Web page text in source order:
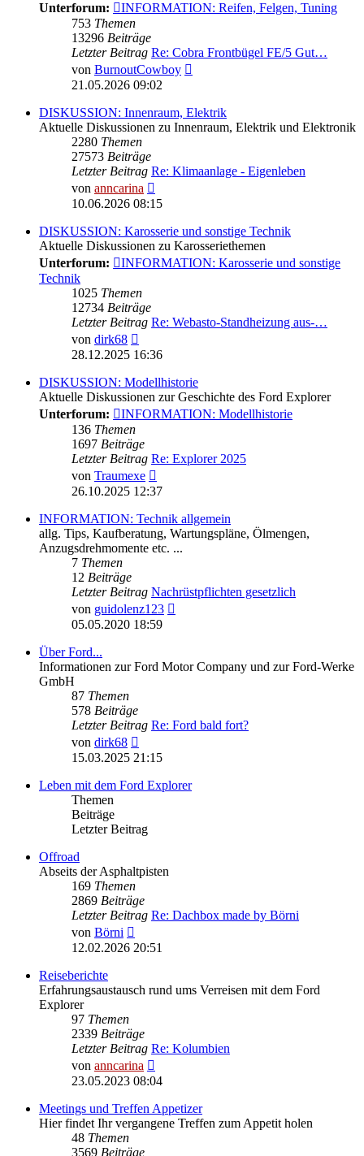
Unterforum:
INFORMATION: Reifen, Felgen, Tuning
753 Themen
13296 Beiträge
Letzter Beitrag Re: Cobra Frontbügel FE/5 Gut…
von BurnoutCowboy
21.05.2026 09:02
DISKUSSION: Innenraum, Elektrik
Aktuelle Diskussionen zu Innenraum, Elektrik und Elektronik
2280 Themen
27573 Beiträge
Letzter Beitrag Re: Klimaanlage - Eigenleben
von anncarina
Beitrag
10.06.2026 08:15
DISKUSSION: Karosserie und sonstige Technik
Aktuelle Diskussionen zu Karosseriethemen
Unterforum:
INFORMATION: Karosserie und sonstige
Technik
1025 Themen
12734 Beiträge
Letzter Beitrag Re: Webasto-Standheizung aus-…
von dirk68
Beitrag
28.12.2025 16:36
DISKUSSION: Modellhistorie
Aktuelle Diskussionen zur Geschichte des Ford Explorer
Unterforum:
INFORMATION: Modellhistorie
136 Themen
1697 Beiträge
Letzter Beitrag Re: Explorer 2025
von Traumexe
Beitrag
26.10.2025 12:37
INFORMATION: Technik allgemein
allg. Tips, Kaufberatung, Wartungspläne, Ölmengen,
Anzugsdrehmomente etc. ...
7 Themen
12 Beiträge
Letzter Beitrag Nachrüstpflichten gesetzlich
von guidolenz123
05.05.2020 18:59
Über Ford...
Informationen zur Ford Motor Company und zur Ford-Werke
GmbH
87 Themen
578 Beiträge
Letzter Beitrag Re: Ford bald fort?
von dirk68
Beitrag
15.03.2025 21:15
Leben mit dem Ford Explorer
Themen
Beiträge
Letzter Beitrag
Offroad
Abseits der Asphaltpisten
169 Themen
2869 Beiträge
Letzter Beitrag Re: Dachbox made by Börni
von Börni
Beitrag
12.02.2026 20:51
Reiseberichte
Erfahrungsaustausch rund ums Verreisen mit dem Ford
Explorer
97 Themen
2339 Beiträge
Letzter Beitrag Re: Kolumbien
von anncarina
Beitrag
23.05.2023 08:04
Meetings und Treffen Appetizer
Hier findet Ihr vergangene Treffen zum Appetit holen
48 Themen
3569 Beiträge